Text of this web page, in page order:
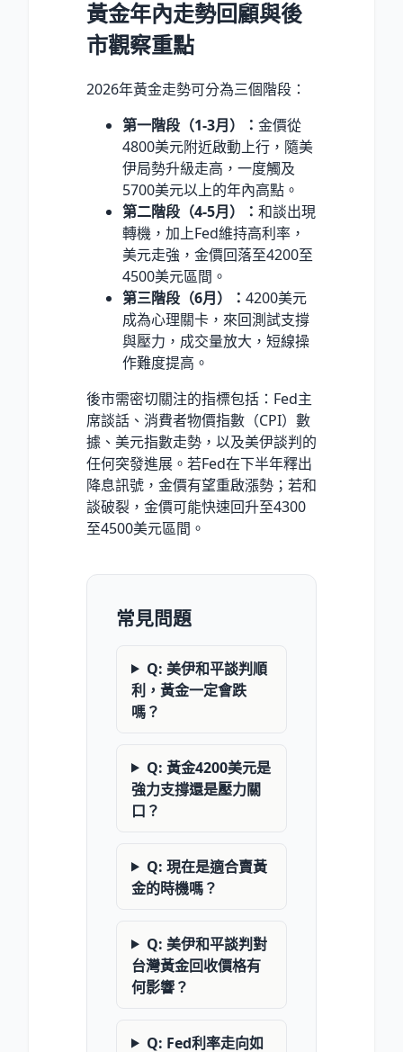
黃金年內走勢回顧與後
市觀察重點
2026年黃金走勢可分為三個階段：
第一階段（1-3月）： 金價從
4800美元附近啟動上行，隨美
伊局勢升級走高，一度觸及
5700美元以上的年內高點。
第二階段（4-5月）： 和談出現
轉機，加上Fed維持高利率，
美元走強，金價回落至4200至
4500美元區間。
第三階段（6月）： 4200美元
成為心理關卡，來回測試支撐
與壓力，成交量放大，短線操
作難度提高。
後市需密切關注的指標包括：Fed主
席談話、消費者物價指數（CPI）數
據、美元指數走勢，以及美伊談判的
任何突發進展。若Fed在下半年釋出
降息訊號，金價有望重啟漲勢；若和
談破裂，金價可能快速回升至4300
至4500美元區間。
常見問題
Q: 美伊和平談判順
利，黃金一定會跌
嗎？
Q: 黃金4200美元是
強力支撐還是壓力關
口？
Q: 現在是適合賣黃
金的時機嗎？
Q: 美伊和平談判對
台灣黃金回收價格有
何影響？
Q: Fed利率走向如